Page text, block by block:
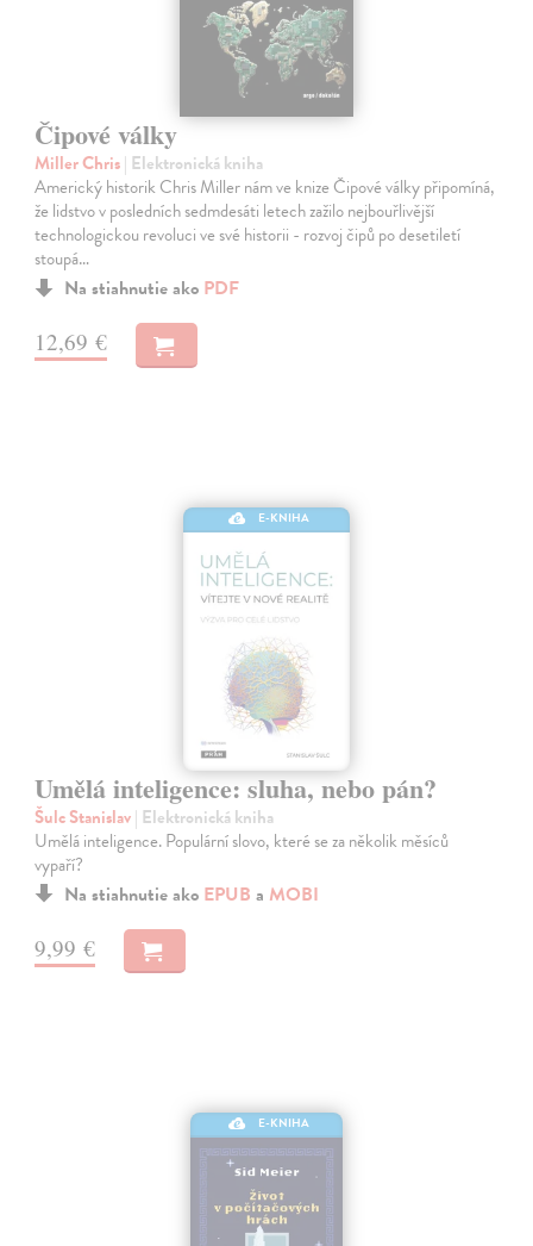
Čipové války
Miller Chris| Elektronická kniha
Americký historik Chris Miller nám ve knize Čipové války připomíná,
že lidstvo v posledních sedmdesáti letech zažilo nejbouřlivější
technologickou revoluci ve své historii - rozvoj čipů po desetiletí
stoupá…
Na stiahnutie ako PDF
12,69 €
E-KNIHA
Umělá inteligence: sluha, nebo pán?
Šulc Stanislav| Elektronická kniha
Umělá inteligence. Populární slovo, které se za několik měsíců
vypaří?
Na stiahnutie ako EPUB a MOBI
9,99 €
E-KNIHA